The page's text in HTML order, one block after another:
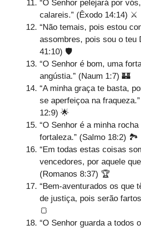
“O Senhor pelejará por
calareis.” (Êxodo 14:14) ⚔️
“Não temais, pois estou
assombres, pois sou o teu
41:10) 🛡️
“O Senhor é bom, uma
angústia.” (Naum 1:7) 🏰
“A minha graça te basta,
se aperfeiçoa na
12:9) 🌟
“O Senhor é a minha
fortaleza.” (Salmo 18:2) 🏞️
“Em todas estas coisas
vencedores, por aquele
(Romanos 8:37) 🏆
“Bem-aventurados os que
de justiça, pois serão
🍞
“O Senhor guarda a todos